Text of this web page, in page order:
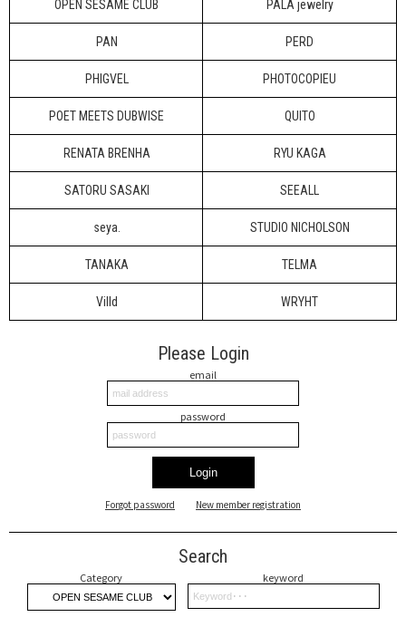
OPEN SESAME CLUB PALA jewelry
PAN PERD
PHIGVEL PHOTOCOPIEU
POET MEETS DUBWISE QUITO
RENATA BRENHA RYU KAGA
SATORU SASAKI SEEALL
seya. STUDIO NICHOLSON
TANAKA TELMA
Villd WRYHT
Please Login
email
password
Login
Forgot password New member registration
Search
Category keyword